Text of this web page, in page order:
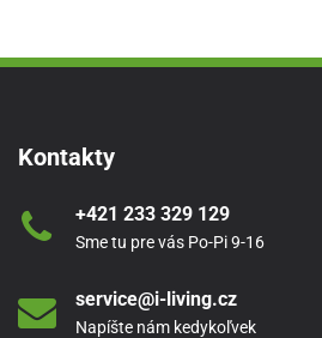
Kontakty
+421 233 329 129
Sme tu pre vás Po-Pi 9-16
service@i-living.cz
Napíšte nám kedykoľvek